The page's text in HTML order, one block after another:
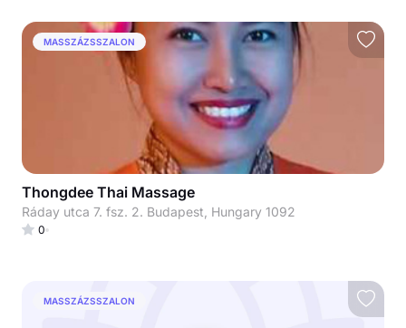
MASSZÁZSSZALON
Thongdee Thai Massage
Ráday utca 7. fsz. 2. Budapest, Hungary 1092
0
MASSZÁZSSZALON